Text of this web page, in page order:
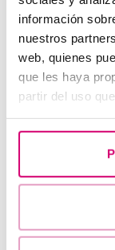
información
nuestros
web, quienes
que les haya
partir del uso
Problèmes de
affectent-ils